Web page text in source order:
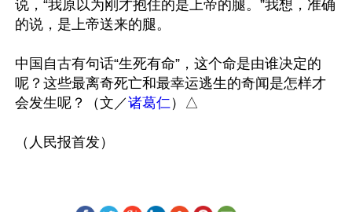
说，“我原以为刚才抱住的是上帝的腿。”我想，准确
的说，是上帝送来的腿。
中国自古有句话“生死有命”，这个命是由谁决定的
呢？这些最离奇死亡和最幸运逃生的奇闻是怎样才
会发生呢？（文／诸葛仁）△